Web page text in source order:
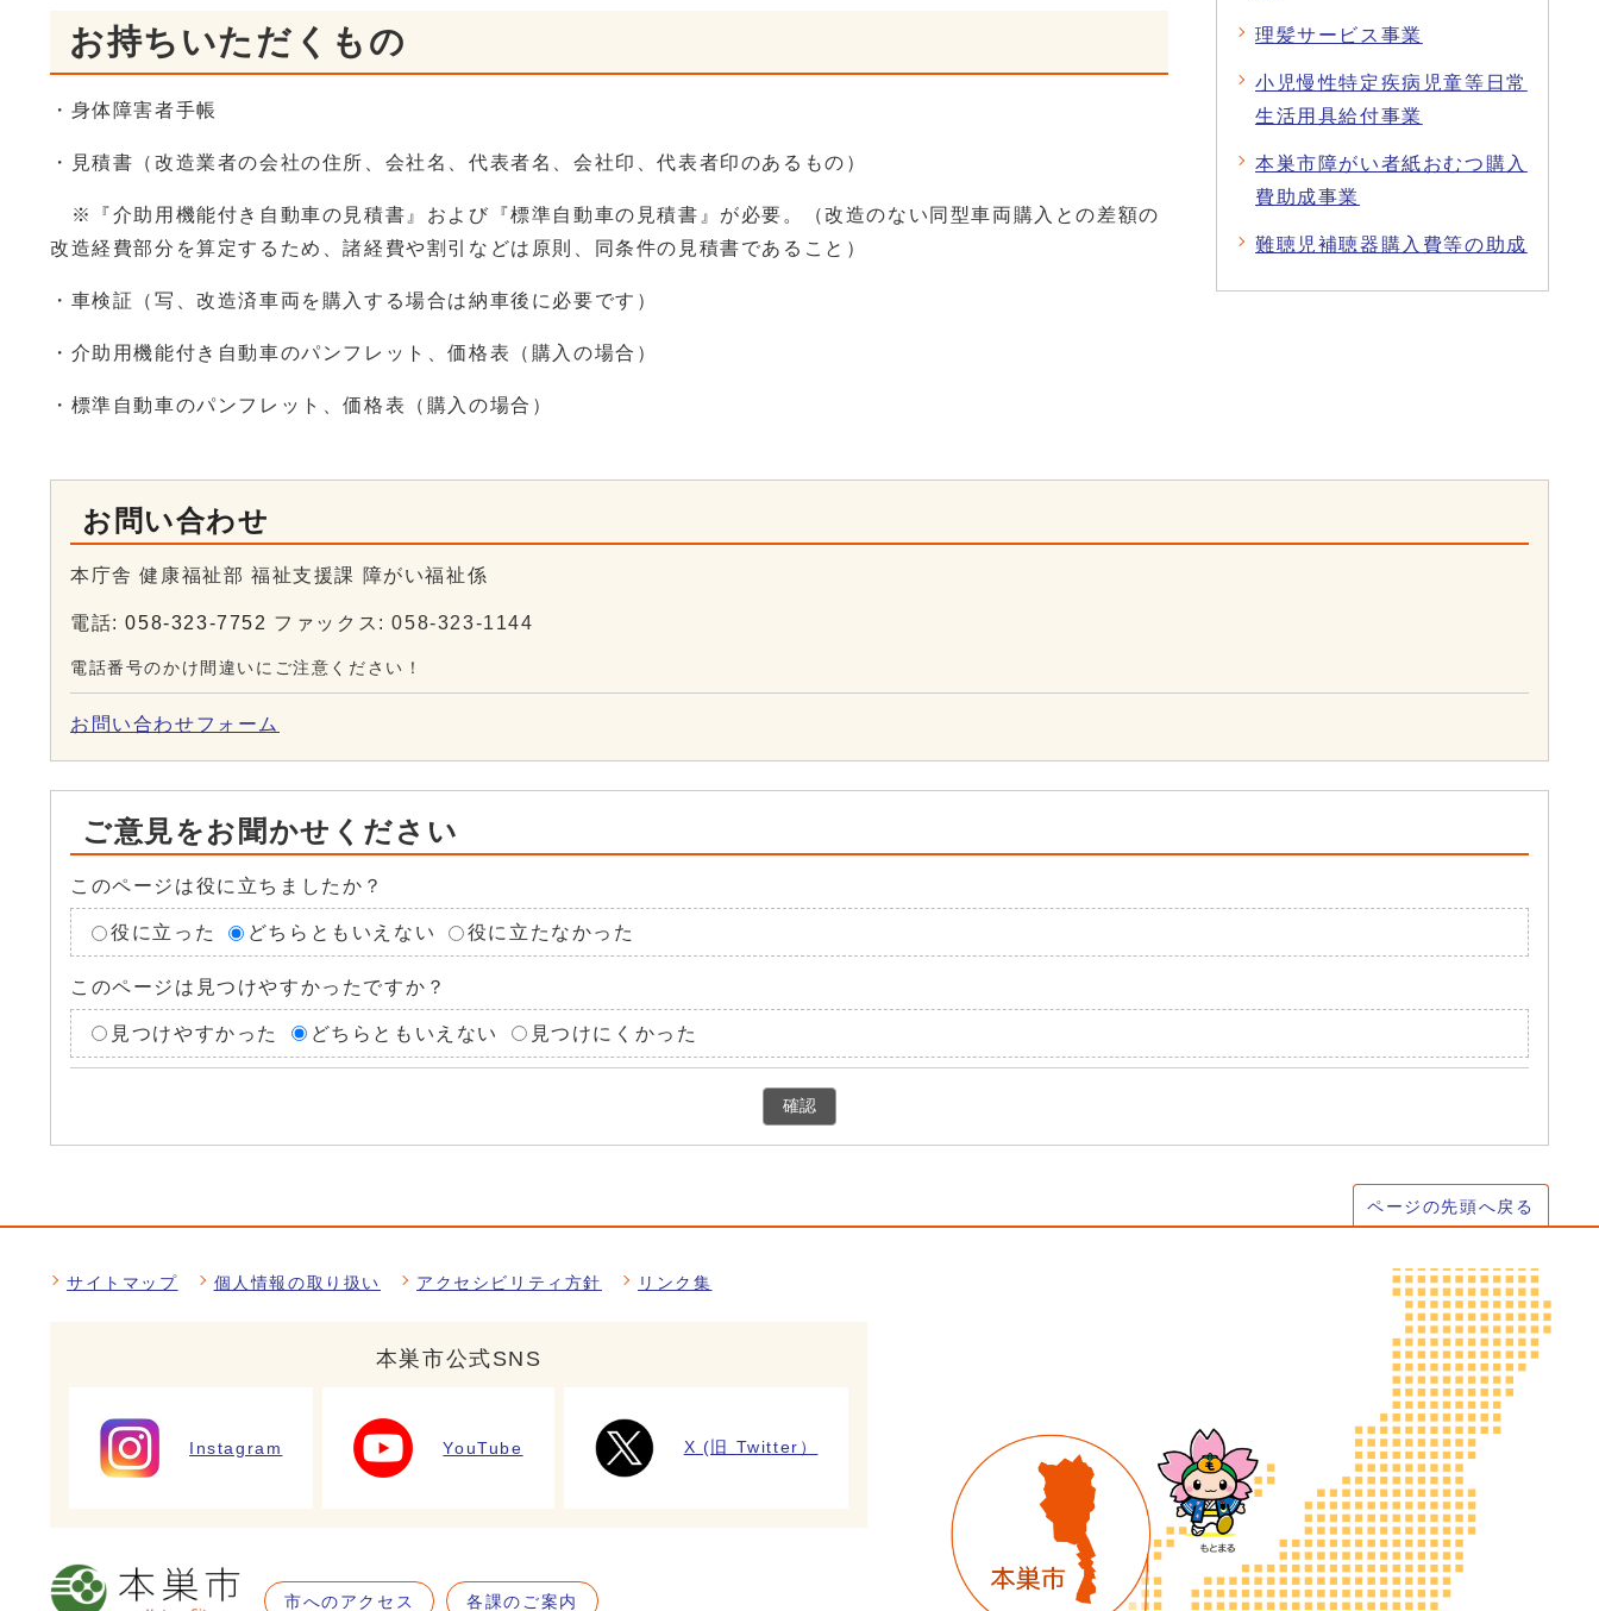
お持ちいただくもの
・身体障害者手帳
・見積書（改造業者の会社の住所、会社名、代表者名、会社印、代表者印のあるもの）
※『介助用機能付き自動車の見積書』および『標準自動車の見積書』が必要。（改造のない同型車両購入との差額の
改造経費部分を算定するため、諸経費や割引などは原則、同条件の見積書であること）
・車検証（写、改造済車両を購入する場合は納車後に必要です）
・介助用機能付き自動車のパンフレット、価格表（購入の場合）
・標準自動車のパンフレット、価格表（購入の場合）
理髪サービス事業
小児慢性特定疾病児童等日常
生活用具給付事業
本巣市障がい者紙おむつ購入
費助成事業
難聴児補聴器購入費等の助成
お問い合わせ
本庁舎 健康福祉部 福祉支援課 障がい福祉係
電話:058-323-7752 ファックス: 058-323-1144
電話番号のかけ間違いにご注意ください！
お問い合わせフォーム
ご意見をお聞かせください
このページは役に立ちましたか？
役に立った どちらともいえない 役に立たなかった
このページは見つけやすかったですか？
見つけやすかった どちらともいえない 見つけにくかった
確認
ページの先頭へ戻る
サイトマップ 個人情報の取り扱い アクセシビリティ方針 リンク集
本巣市公式SNS
Instagram YouTube X (旧 Twitter）
市へのアクセス 各課のご案内